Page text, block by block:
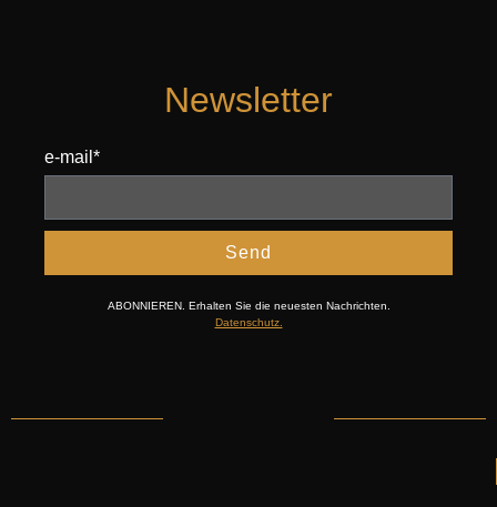
Newsletter
e-mail*
Send
ABONNIEREN. Erhalten Sie die neuesten Nachrichten.
Datenschutz.